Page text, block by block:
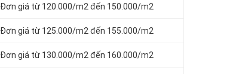
Đơn giá từ 120.000/m2 đến 150.000/m2
Đơn giá từ 125.000/m2 đến 155.000/m2
Đơn giá từ 130.000/m2 đến 160.000/m2